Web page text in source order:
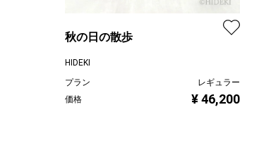
秋の日の散歩
HIDEKI
プラン
レギュラー
価格
¥ 46,200